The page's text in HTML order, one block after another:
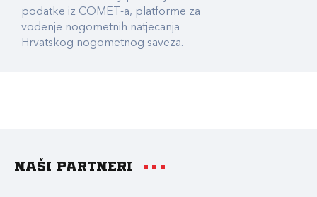
podatke iz COMET-a, platforme za
vođenje nogometnih natjecanja
Hrvatskog nogometnog saveza.
Naši partneri